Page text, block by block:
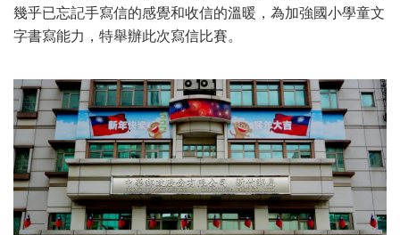
幾乎已忘記手寫信的感覺和收信的溫暖，為加強國小學童文
字書寫能力，特舉辦此次寫信比賽。